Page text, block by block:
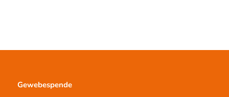
Gewebespende